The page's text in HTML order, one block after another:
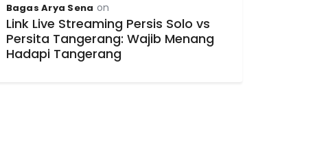
Bagas Arya Sena on
Link Live Streaming Persis Solo vs
Persita Tangerang: Wajib Menang
Hadapi Tangerang